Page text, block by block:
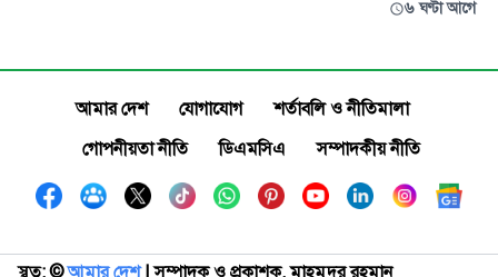
৬ ঘণ্টা আগে
আমার দেশ যোগাযোগ
শর্তাবলি ও নীতিমালা
গোপনীয়তা নীতি
ডিএমসিএ সম্পাদকীয় নীতি
স্বত্ব: ©️আমার দেশ| সম্পাদক ও প্রকাশক, মাহমুদুর রহমান